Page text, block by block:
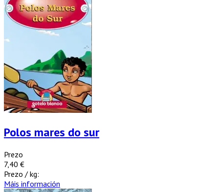
Polos mares do sur
Prezo
7,40 €
Prezo / kg:
Máis información